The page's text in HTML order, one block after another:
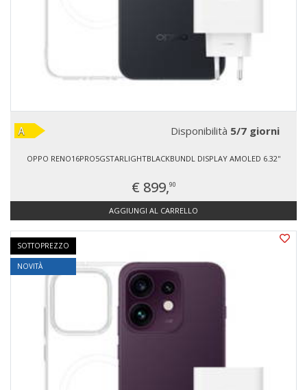
Disponibilità 5/7 giorni
OPPO RENO16PRO5GSTARLIGHTBLACKBUNDL DISPLAY AMOLED 6.32''
€ 899,90
AGGIUNGI AL CARRELLO
SOTTOPREZZO
NOVITÀ